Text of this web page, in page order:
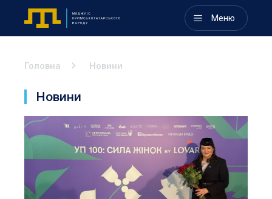
Меню
Головна Новини
Новини